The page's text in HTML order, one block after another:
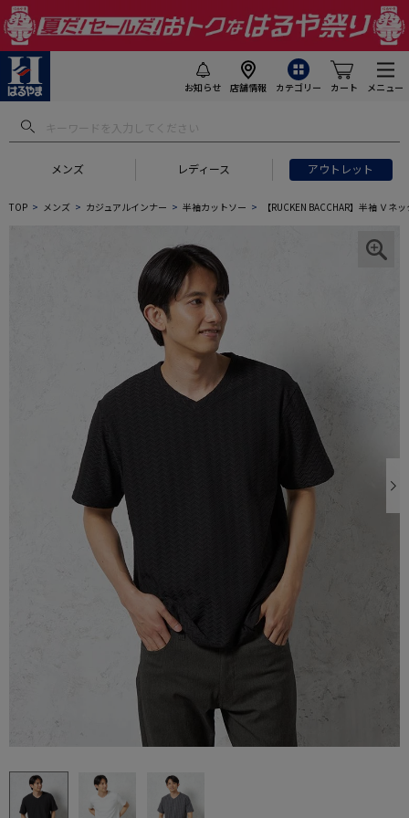
お知らせ 店舗情報 カテゴリー カート メニュー
メンズ レディース アウトレット
TOP メンズ カジュアルインナー 半袖カットソー 【RUCKEN BACCHAR】半袖 Ｖ